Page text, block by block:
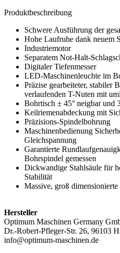
Produktbeschreibung
Schwere Ausführung der
Hohe Laufruhe dank neuem
Industriemotor
Separatem Not-Halt-
Digitaler Tiefenmesser
LED-Maschinenleuchte im
Präzise gearbeiteter, stabiler
verlaufenden T-Nuten mit
Bohrtisch ± 45° neigbar und
Keilriemenabdeckung mit
Präzisions-Spindelbohrung
Maschinenbedienung
Gleichspannung
Garantierte
Bohrspindel gemessen
Dickwandige Stahlsäule für
Stabilität
Massive, groß
Hersteller
Optimum Maschinen Germany
Dr.-Robert-Pfleger-Str. 26, 96103
info@optimum-maschinen.de